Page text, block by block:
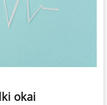
okai